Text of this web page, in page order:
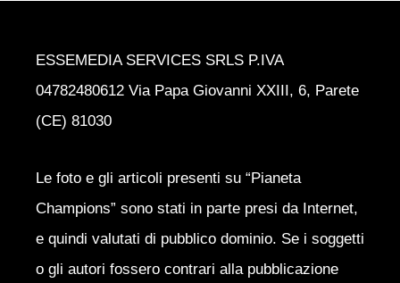
ESSEMEDIA SERVICES SRLS P.IVA
04782480612 Via Papa Giovanni XXIII, 6, Parete
(CE) 81030
Le foto e gli articoli presenti su “Pianeta
Champions” sono stati in parte presi da Internet,
e quindi valutati di pubblico dominio. Se i soggetti
o gli autori fossero contrari alla pubblicazione